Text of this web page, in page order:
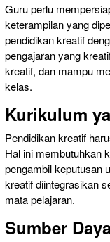
Guru perlu
keterampilan yang
pendidikan kreatif
pengajaran yang
kreatif, dan mampu
kelas.
Kurikulum
Pendidikan kreatif
Hal ini membutuhkan
pengambil keputusan
kreatif diintegrasikan
mata pelajaran.
Sumber